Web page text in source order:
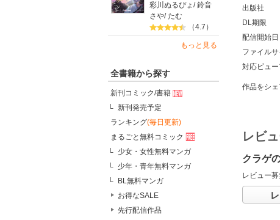
彩川ぬるぴょ /鈴音
さや/たむ
（4.7）
もっと見る
全書籍から探す
新刊コミック/書籍
新刊発売予定
ランキング(毎日更新)
まるごと無料コミック
少女・女性無料マンガ
少年・青年無料マンガ
BL無料マンガ
お得なSALE
先行配信作品
出版社
DL期限
配信開始日
ファイル
対応ビュー
作品をシ
レビ
クラゲ
レビュー募